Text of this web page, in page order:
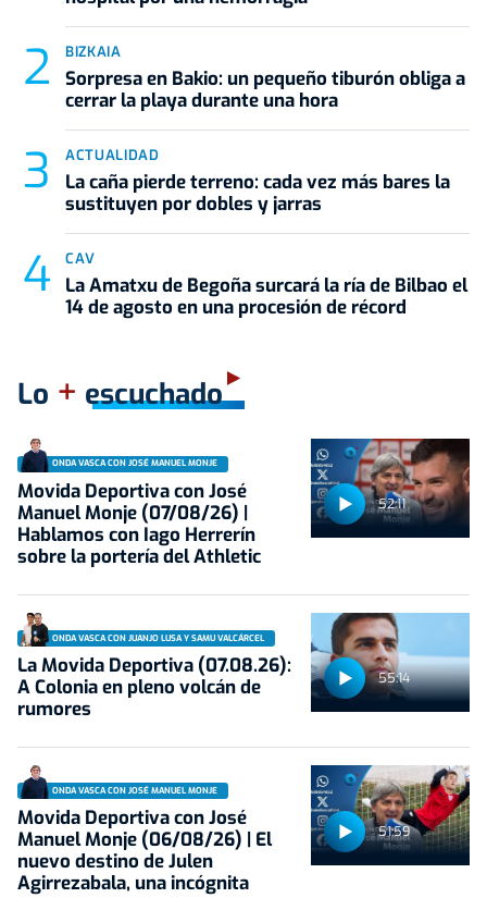
BIZKAIA
Sorpresa en Bakio: un pequeño tiburón obliga a
cerrar la playa durante una hora
ACTUALIDAD
La caña pierde terreno: cada vez más bares la
sustituyen por dobles y jarras
CAV
La Amatxu de Begoña surcará la ría de Bilbao el
14 de agosto en una procesión de récord
Lo + escuchado
52:11
ONDA VASCA CON JOSÉ MANUEL MONJE
Movida Deportiva con José
Manuel Monje (07/08/26) |
Hablamos con Iago Herrerín
sobre la portería del Athletic
55:14
ONDA VASCA CON JUANJO LUSA Y SAMU VALCÁRCEL
La Movida Deportiva (07.08.26):
A Colonia en pleno volcán de
rumores
51:59
ONDA VASCA CON JOSÉ MANUEL MONJE
Movida Deportiva con José
Manuel Monje (06/08/26) | El
nuevo destino de Julen
Agirrezabala, una incógnita